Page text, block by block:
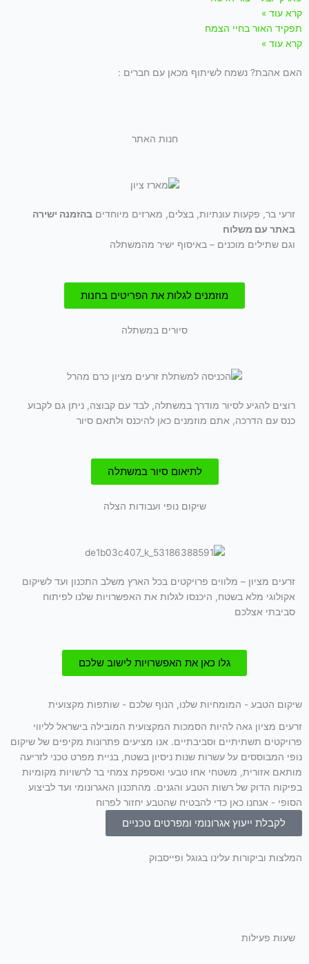
קרא עוד »
תפקיד האור בחיי הצמח
קרא עוד »
האם אהבת? נשמח לשיתוף מכאן עם חברים :
חנות האתר
זרעי בר, פקעות עונתיות, בצלים, מארזים מיוחדים בהזמנה ישירה
באתר עם משלוח
וגם שתילים מוכנים – באיסוף ישיר מהמשתלה
מוזמנים לגלות את הפריטים בחנות
סיורים במשתלה
רוצים להגיע לסיור מודרך במשתלה, לבד עם קבוצה, ניתן גם לקבוע
כנס עם הדרכה, אתם מוזמנים כאן להיכנס ולתאם סיור
לתיאום סיור במשתלה
שיקום נופי ועבודות הצלה
זרעים מציון – מלווים פרויקטים בכל הארץ משלב התכנון ועד לשיקום
אקולוגי מלא בשטח, היכנסו לגלות את האפשרויות שלנו לפיתוח
סביבתי אצלכם
גלו כאן את האפשרויות לישוב שלכם
שיקום הטבע - המומחיות שלנו, הנוף שלכם - שותפות מקצועית
זרעים מציון גאה להיות הסמכות המקצועית המובילה בישראל לליווי
פרויקטים תשתיתיים וסביבתיים. אנו מציעים פתרונות מקיפים של שיקום
נופי המבוססים על עשרות שנות ניסיון בשטח, בניית מפרט טכני לזריעה
מותאם אזורית, משטחי אחו טבעי ואספקת צמחי בר לרשויות מקומיות
בפיקוח הדוק של רשות הטבע והגנים. מהתכנון האגרונומי ועד לביצוע
הסופי - אנחנו כאן כדי להבטיח שהטבע יחזור לפרוח
לקבלת ייעוץ אגרונומי ומפרטים טכניים
המלצות וביקורות עלינו בגוגל ופייסבוק
שעות פעילות